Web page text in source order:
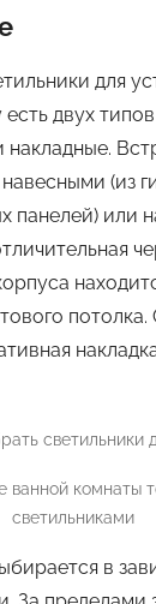
для
двух
накладные.
(из
панелей) или
ванной комнаты
светильниками
в